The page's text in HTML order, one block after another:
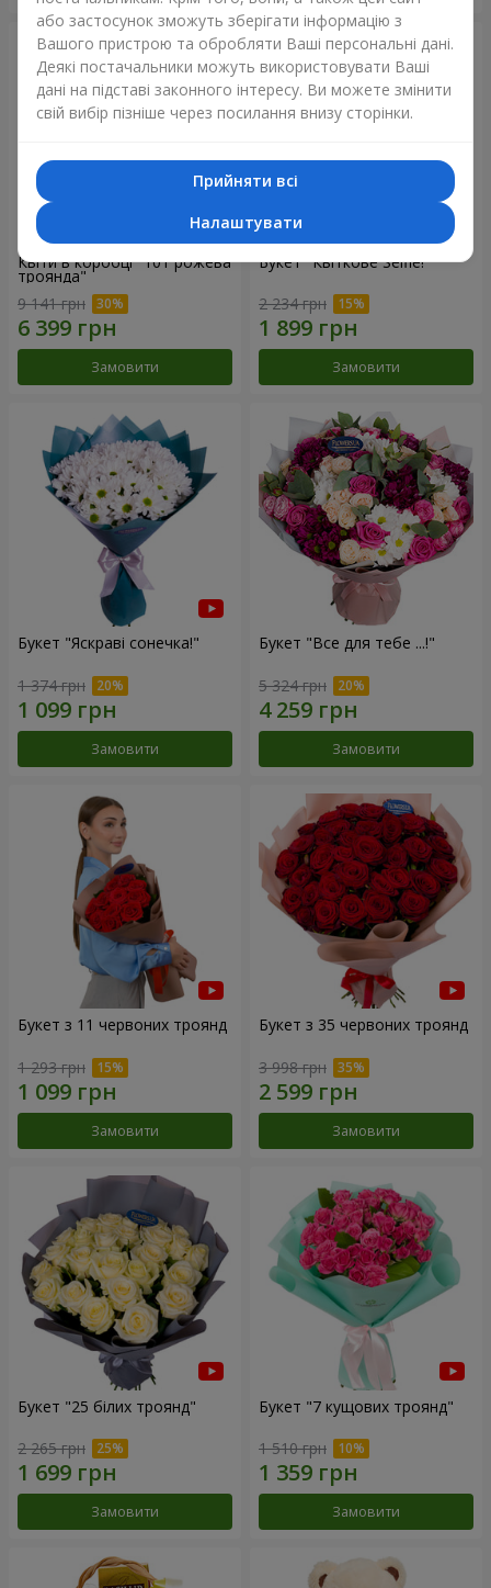
Квіти в коробці "101 рожева
троянда"
9 141 грн
Замовити
Букет "Квіткове Selfie!"
2 234 грн
Замовити
Букет "Яскраві сонечка!"
1 374 грн
Замовити
Букет "Все для тебе ...!"
5 324 грн
Замовити
Букет з 11 червоних троянд
1 293 грн
Замовити
Букет з 35 червоних троянд
3 998 грн
Замовити
Букет "25 білих троянд"
2 265 грн
Замовити
Букет "7 кущових троянд"
1 510 грн
Замовити
або застосунок зможуть зберігати інформацію з
Вашого пристрою та обробляти Ваші персональні дані.
Деякі постачальники можуть використовувати Ваші
дані на підставі законного інтересу. Ви можете змінити
свій вибір пізніше через посилання внизу сторінки.
Прийняти всі
Налаштувати